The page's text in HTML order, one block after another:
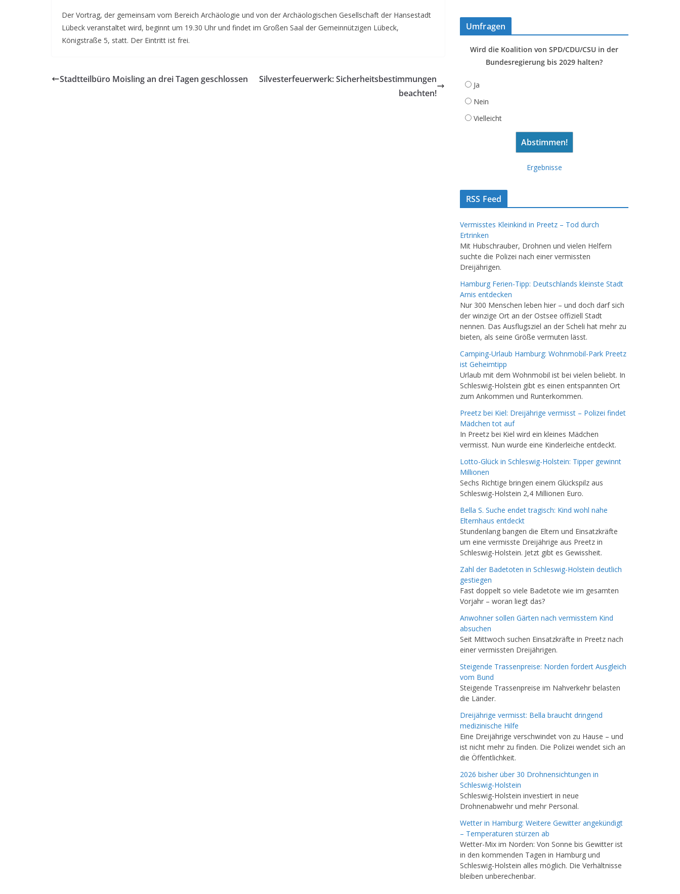
Der Vortrag, der gemeinsam vom Bereich Archäologie und von der Archäologischen Gesellschaft der Hansestadt
Lübeck veranstaltet wird, beginnt um 19.30 Uhr und findet im Großen Saal der Gemeinnützigen Lübeck,
Königstraße 5, statt. Der Eintritt ist frei.
Stadtteilbüro Moisling an drei Tagen geschlossen
Silvesterfeuerwerk: Sicherheitsbestimmungen
beachten!
Umfragen
Wird die Koalition von SPD/CDU/CSU in der
Bundesregierung bis 2029 halten?
Ja
Nein
Vielleicht
Ergebnisse
RSS Feed
Vermisstes Kleinkind in Preetz – Tod durch
Ertrinken
Mit Hubschrauber, Drohnen und vielen Helfern
suchte die Polizei nach einer vermissten
Dreijährigen.
Hamburg Ferien-Tipp: Deutschlands kleinste Stadt
Arnis entdecken
Nur 300 Menschen leben hier – und doch darf sich
der winzige Ort an der Ostsee offiziell Stadt
nennen. Das Ausflugsziel an der Scheli hat mehr zu
bieten, als seine Größe vermuten lässt.
Camping-Urlaub Hamburg: Wohnmobil-Park Preetz
ist Geheimtipp
Urlaub mit dem Wohnmobil ist bei vielen beliebt. In
Schleswig-Holstein gibt es einen entspannten Ort
zum Ankommen und Runterkommen.
Preetz bei Kiel: Dreijährige vermisst – Polizei findet
Mädchen tot auf
In Preetz bei Kiel wird ein kleines Mädchen
vermisst. Nun wurde eine Kinderleiche entdeckt.
Lotto-Glück in Schleswig-Holstein: Tipper gewinnt
Millionen
Sechs Richtige bringen einem Glückspilz aus
Schleswig-Holstein 2,4 Millionen Euro.
Bella S. Suche endet tragisch: Kind wohl nahe
Elternhaus entdeckt
Stundenlang bangen die Eltern und Einsatzkräfte
um eine vermisste Dreijährige aus Preetz in
Schleswig-Holstein. Jetzt gibt es Gewissheit.
Zahl der Badetoten in Schleswig-Holstein deutlich
gestiegen
Fast doppelt so viele Badetote wie im gesamten
Vorjahr – woran liegt das?
Anwohner sollen Gärten nach vermisstem Kind
absuchen
Seit Mittwoch suchen Einsatzkräfte in Preetz nach
einer vermissten Dreijährigen.
Steigende Trassenpreise: Norden fordert Ausgleich
vom Bund
Steigende Trassenpreise im Nahverkehr belasten
die Länder.
Dreijährige vermisst: Bella braucht dringend
medizinische Hilfe
Eine Dreijährige verschwindet von zu Hause – und
ist nicht mehr zu finden. Die Polizei wendet sich an
die Öffentlichkeit.
2026 bisher über 30 Drohnensichtungen in
Schleswig-Holstein
Schleswig-Holstein investiert in neue
Drohnenabwehr und mehr Personal.
Wetter in Hamburg: Weitere Gewitter angekündigt
– Temperaturen stürzen ab
Wetter-Mix im Norden: Von Sonne bis Gewitter ist
in den kommenden Tagen in Hamburg und
Schleswig-Holstein alles möglich. Die Verhältnisse
bleiben unberechenbar.